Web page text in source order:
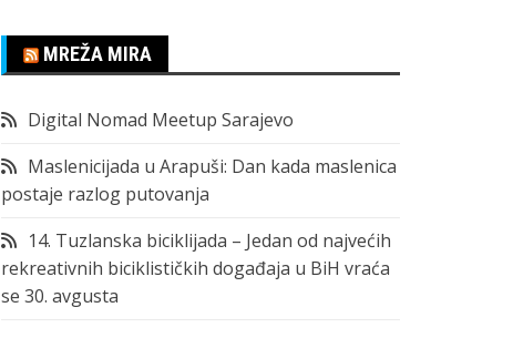
MREŽA MIRA
Digital Nomad Meetup Sarajevo
Maslenicijada u Arapuši: Dan kada maslenica
postaje razlog putovanja
14. Tuzlanska biciklijada – Jedan od najvećih
rekreativnih biciklističkih događaja u BiH vraća
se 30. avgusta